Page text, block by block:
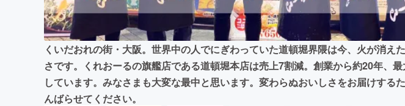
くいだおれの街・大阪。世界中の人でにぎわっていた道頓堀界隈は今、火が消え
さです。くれおーるの旗艦店である道頓堀本店は売上7割減。創業から約20年、
しています。みなさまも大変な最中と思います。変わらぬおいしさをお届けする
んばらせてください。